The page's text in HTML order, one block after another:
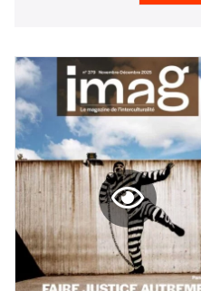
Édition papier
uniquement)
Quantité
AJOUTER
La palabre est anamnèse;
les dettes antérieures. Ce
mémoire pour tous et une
chacun.